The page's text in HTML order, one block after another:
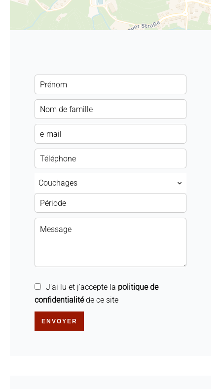
Couchages
J’ai lu et j'accepte la politique de
confidentialitéde ce site
ENVOYER